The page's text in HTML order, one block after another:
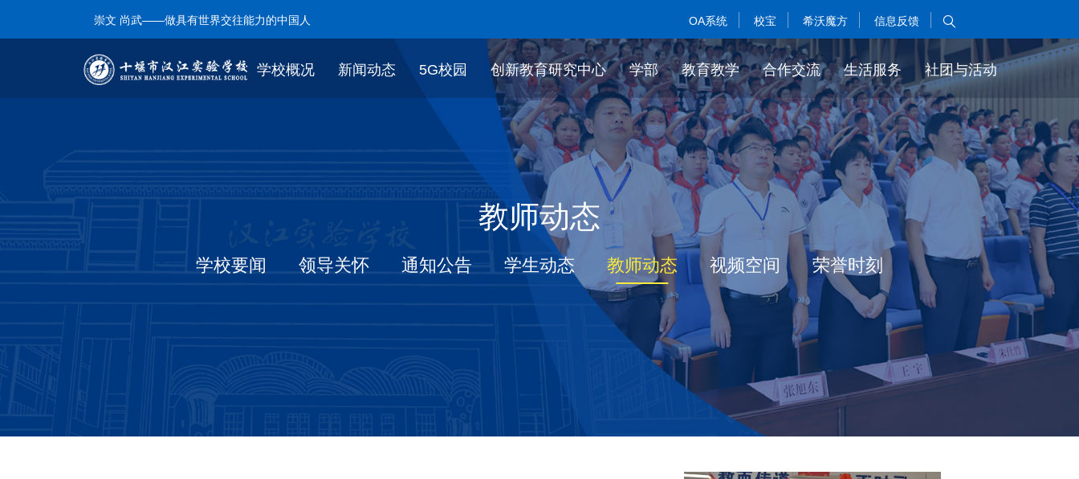
崇文 尚武——做具有世界交往能力的中国人 OA系统 校宝 希沃魔方 信息反馈 
学校概况 新闻动态 5G校园 创新教育研究中心 学部 教育教学 合作交流 生活服务 社团与活动
教师动态
学校要闻 领导关怀 通知公告 学生动态 教师动态 视频空间 荣誉时刻